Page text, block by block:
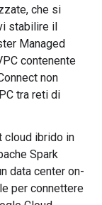
che si
stabilire il
Managed
contenente
non
tra reti di
cloud ibrido in
Spark
data center on-
per connettere